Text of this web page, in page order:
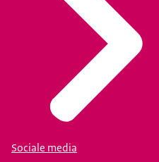
Sociale media